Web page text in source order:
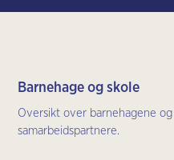
Barnehage og skole
Oversikt over barnehagene
samarbeidspartnere.